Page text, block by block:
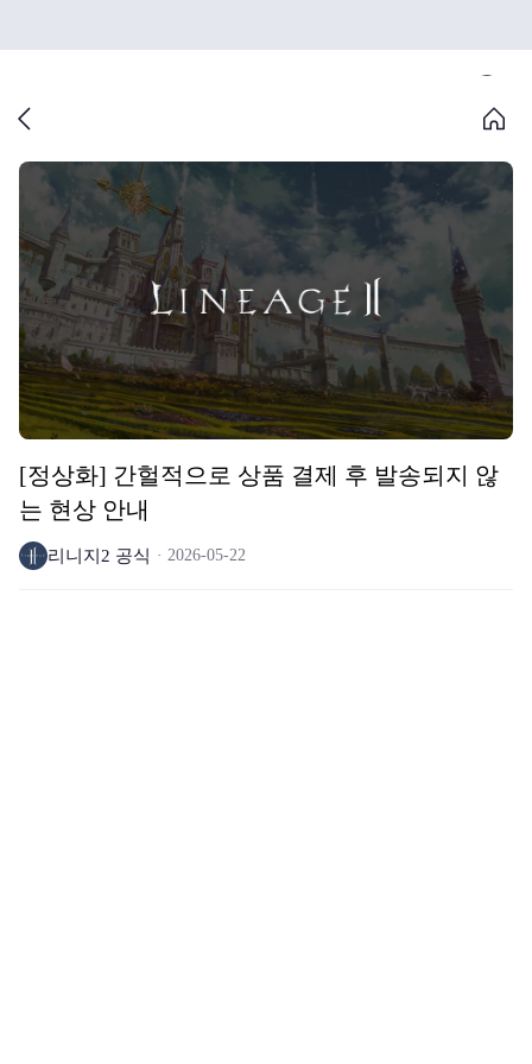
[정상화] 간헐적으로 상품 결제 후 발송되지 않
는 현상 안내
리니지2 공식 2026-05-22